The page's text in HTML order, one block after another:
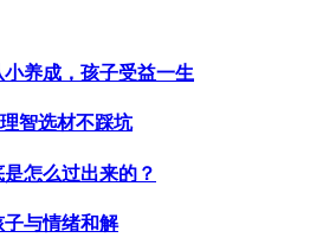
养成，孩子受益一生
智选材不踩坑
怎么过出来的？
与情绪和解